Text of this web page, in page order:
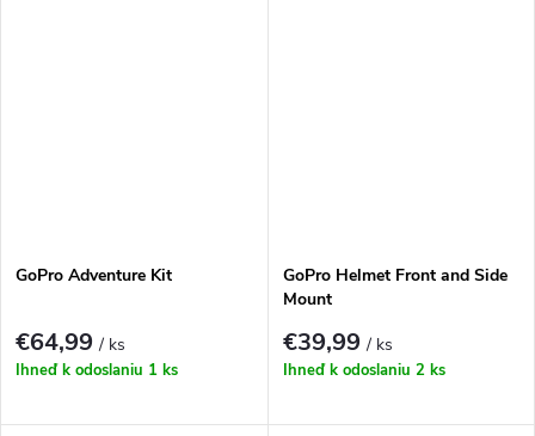
GoPro Adventure Kit
€64,99/ ks
Ihneď k odoslaniu 1 ks
GoPro Helmet Front and Side
Mount
€39,99/ ks
Ihneď k odoslaniu 2 ks